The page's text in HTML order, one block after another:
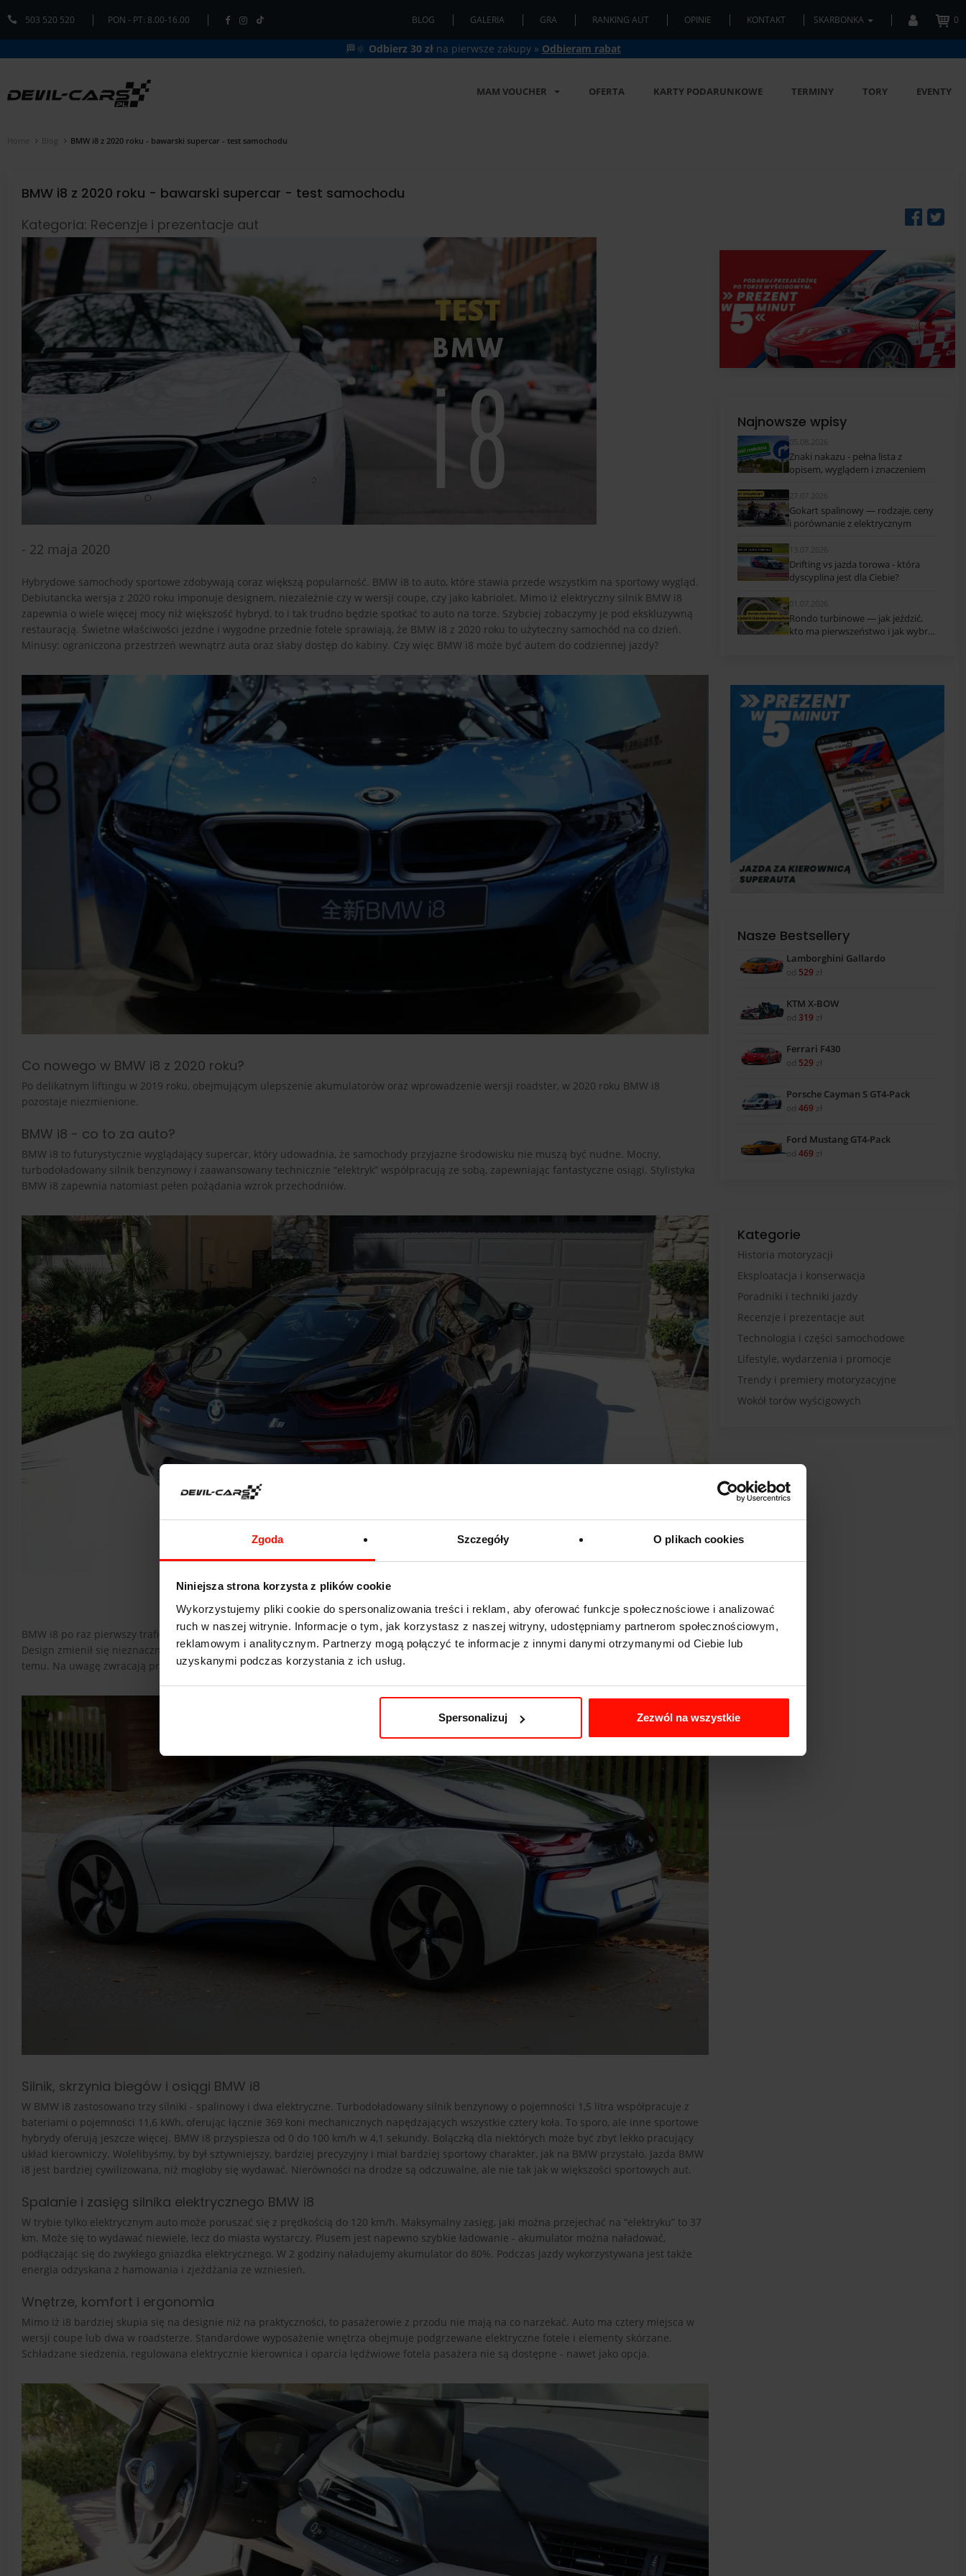
Zgoda Szczegóły O plikach cookies
Niniejsza strona korzysta z plików cookie
Wykorzystujemy pliki cookie do spersonalizowania treści i reklam, aby oferować funkcje społecznościowe i analizować
ruch w naszej witrynie. Informacje o tym, jak korzystasz z naszej witryny, udostępniamy partnerom społecznościowym,
reklamowym i analitycznym. Partnerzy mogą połączyć te informacje z innymi danymi otrzymanymi od Ciebie lub
uzyskanymi podczas korzystania z ich usług.
Spersonalizuj Zezwól na wszystkie
503 520 520 PON - PT: 8.00-16.00 BLOG GALERIA GRA RANKING AUT OPINIE KONTAKT SKARBONKA 0
🏁🔆 Odbierz 30 zł na pierwsze zakupy » Odbieram rabat
MAM VOUCHER OFERTA KARTY PODARUNKOWE TERMINY TORY EVENTY
Home Blog BMW i8 z 2020 roku - bawarski supercar - test samochodu
BMW i8 z 2020 roku - bawarski supercar - test samochodu
Kategoria: Recenzje i prezentacje aut
- 22 maja 2020
Hybrydowe samochody sportowe zdobywają coraz większą popularność. BMW i8 to auto, które stawia przede wszystkim na sportowy wygląd.
Debiutancka wersja z 2020 roku imponuje designem, niezależnie czy w wersji coupe, czy jako kabriolet. Mimo iż elektryczny silnik BMW i8
zapewnia o wiele więcej mocy niż większość hybryd, to i tak trudno będzie spotkać to auto na torze. Szybciej zobaczymy je pod ekskluzywną
restauracją. Świetne właściwości jezdne i wygodne przednie fotele sprawiają, że BMW i8 z 2020 roku to użyteczny samochód na co dzień.
Minusy: ograniczona przestrzeń wewnątrz auta oraz słaby dostęp do kabiny. Czy więc BMW i8 może być autem do codziennej jazdy?
Co nowego w BMW i8 z 2020 roku?
Po delikatnym liftingu w 2019 roku, obejmującym ulepszenie akumulatorów oraz wprowadzenie wersji roadster, w 2020 roku BMW i8
pozostaje niezmienione.
BMW i8 - co to za auto?
BMW i8 to futurystycznie wyglądający supercar, który udowadnia, że samochody przyjazne środowisku nie muszą być nudne. Mocny,
turbodoładowany silnik benzynowy i zaawansowany technicznie “elektryk” współpracują ze sobą, zapewniając fantastyczne osiągi. Stylistyka
BMW i8 zapewnia natomiast pełen pożądania wzrok przechodniów.
BMW i8 po raz pierwszy trafiło do sprzedaży w 2014 roku. W 2018 otrzymało natomiast mocniejszy silnik elektryczny o zwiększonym zasięgu.
Design zmienił się nieznacznie, aczkolwiek auto nadal wygląda równie nowocześnie co Honda NSX i Audi R8 zaprezentowane zaledwie rok
temu. Na uwagę zwracają przede wszystkim uchylane do góry drzwi.
Silnik, skrzynia biegów i osiągi BMW i8
W BMW i8 zastosowano trzy silniki - spalinowy i dwa elektryczne. Turbodoładowany silnik benzynowy o pojemności 1,5 litra współpracuje z
bateriami o pojemności 11,6 kWh, oferując łącznie 369 koni mechanicznych napędzających wszystkie cztery koła. To sporo, ale inne sportowe
hybrydy oferują jeszcze więcej. BMW i8 przyspiesza od 0 do 100 km/h w 4,1 sekundy. Bolączką dla niektórych może być zbyt lekko pracujący
układ kierowniczy. Wolelibyśmy, by był sztywniejszy, bardziej precyzyjny i miał bardziej sportowy charakter, jak na BMW przystało. Jazda BMW
i8 jest bardziej cywilizowana, niż mogłoby się wydawać. Nierówności na drodze są odczuwalne, ale nie tak jak w większości sportowych aut.
Spalanie i zasięg silnika elektrycznego BMW i8
W trybie tylko elektrycznym auto może poruszać się z prędkością do 120 km/h. Maksymalny zasięg, jaki można przejechać na “elektryku” to 37
km. Może się to wydawać niewiele, lecz do miasta wystarczy. Plusem jest napewno szybkie ładowanie - akumulator można naładować,
podłączając się do zwykłego gniazdka elektrycznego. W 2 godziny naładujemy akumulator do 80%. Podczas jazdy wykorzystywana jest także
energia odzyskana z hamowania i zjeżdżania ze wzniesień.
Wnętrze, komfort i ergonomia
Mimo iż i8 bardziej skupia się na designie niż na praktyczności, to pasażerowie z przodu nie mają na co narzekać. Auto ma cztery miejsca w
wersji coupe lub dwa w roadsterze. Standardowe wyposażenie wnętrza obejmuje podgrzewane elektryczne fotele i elementy skórzane.
Schładzane siedzenia, regulowana elektrycznie kierownica i oparcia lędźwiowe fotela pasażera nie są dostępne - nawet jako opcja.
Najnowsze wpisy
05.08.2026
Znaki nakazu - pełna lista z
opisem, wyglądem i znaczeniem
27.07.2026
Gokart spalinowy — rodzaje, ceny
i porównanie z elektrycznym
13.07.2026
Drifting vs jazda torowa - która
dyscyplina jest dla Ciebie?
01.07.2026
Rondo turbinowe — jak jeździć,
kto ma pierwszeństwo i jak wybrać
Nasze Bestsellery
Lamborghini Gallardo
od 529 zł
KTM X-BOW
od 319 zł
Ferrari F430
od 529 zł
Porsche Cayman S GT4-Pack
od 469 zł
Ford Mustang GT4-Pack
od 469 zł
Kategorie
Historia motoryzacji
Eksploatacja i konserwacja
Poradniki i techniki jazdy
Recenzje i prezentacje aut
Technologia i części samochodowe
Lifestyle, wydarzenia i promocje
Trendy i premiery motoryzacyjne
Wokół torów wyścigowych